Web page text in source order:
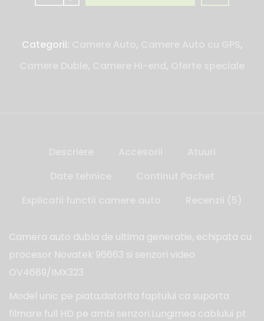
Categorii: ,
,
, ,
Camera auto dubla de ultima generatie, echipata cu
procesor Novatek 96663 si senzori video
OV4689/IMX323
Model unic pe piata,datorita faptului ca suporta
filmare full HD pe ambi senzori.Lungimea cablului pt